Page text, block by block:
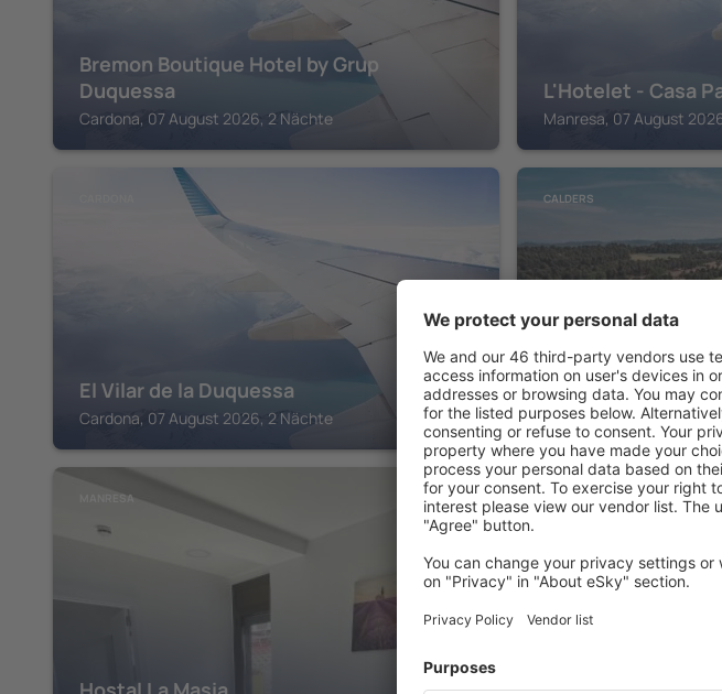
Bremon Boutique Hotel by Grup
Duquessa
Cardona, 07 August 2026, 2 Nächte
L'Hotelet - Casa
Manresa, 07 August
El Vilar de la Duquessa
Cardona, 07 August 2026, 2 Nächte
CALDERS
Les Quingles
Calders, 07 August
MANRESA SANT FRUITOS DE BAGES